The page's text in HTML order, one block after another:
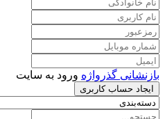
بازنشانی گذرواژه ورود به سایت
ایجاد حساب کاربری